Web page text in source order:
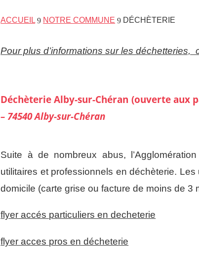
ACCUEIL 9 NOTRE COMMUNE 9 DÉCHÈTERIE
Pour plus d’informations sur les déchetteries,
Déchèterie Alby-sur-Chéran (ouverte aux
– 74540 Alby-sur-Chéran
Suite à de nombreux abus,
utilitaires et professionnels en déchèterie.
domicile (carte grise ou facture de moins de
flyer accés particuliers en decheterie
flyer acces pros en décheterie